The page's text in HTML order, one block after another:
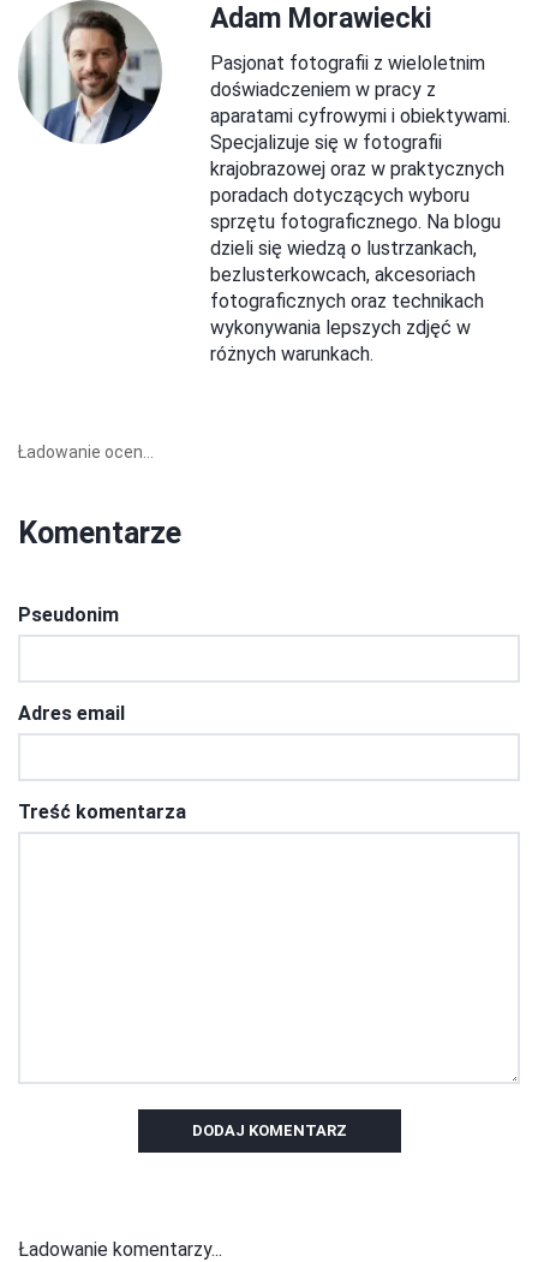
Adam Morawiecki
Pasjonat fotografii z wieloletnim
doświadczeniem w pracy z
aparatami cyfrowymi i obiektywami.
Specjalizuje się w fotografii
krajobrazowej oraz w praktycznych
poradach dotyczących wyboru
sprzętu fotograficznego. Na blogu
dzieli się wiedzą o lustrzankach,
bezlusterkowcach, akcesoriach
fotograficznych oraz technikach
wykonywania lepszych zdjęć w
różnych warunkach.
Ładowanie ocen...
Komentarze
Pseudonim
Adres email
Treść komentarza
DODAJ KOMENTARZ
Ładowanie komentarzy...